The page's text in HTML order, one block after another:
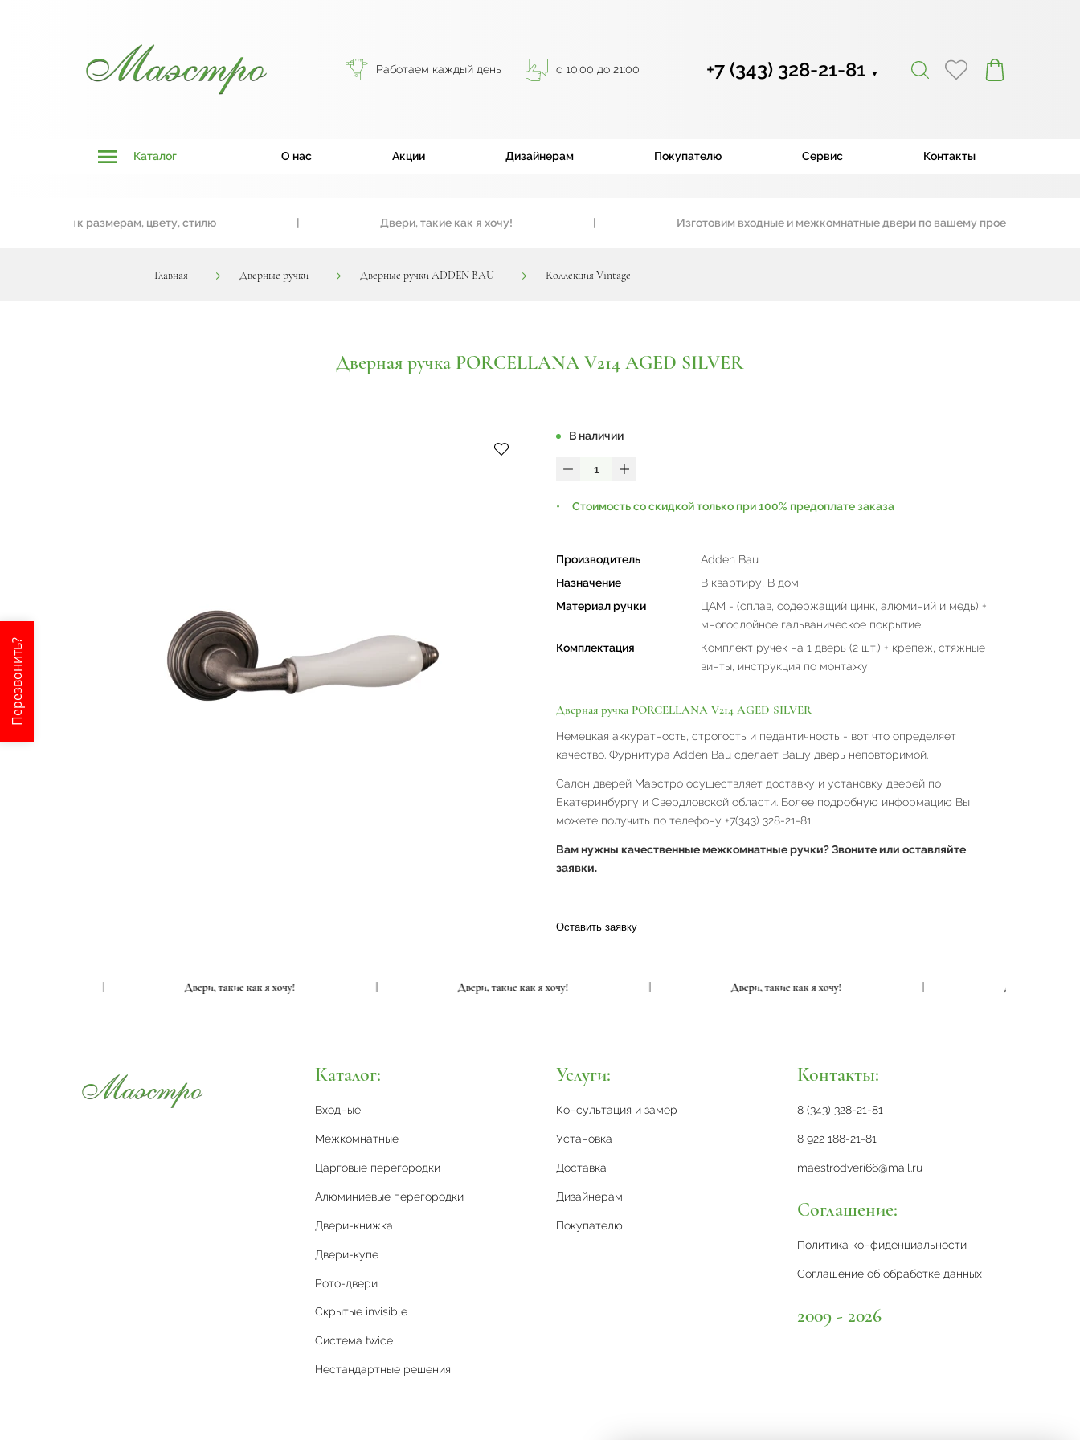
Работаем каждый день с 10:00 до 21:00 +7 (343) 328-21-81 ▼
Каталог О нас Акции Дизайнерам Покупателю Сервис Контакты
к размерам, цвету, стилю Двери, такие как я хочу! Изготовим входные и межкомнатные двери по вашему проекту
Главная Дверные ручки Дверные ручки ADDEN BAU Коллекция Vintage
Дверная ручка PORCELLANA V214 AGED SILVER
В наличии
Стоимость со скидкой только при 100% предоплате заказа
Производитель
Adden Bau
Назначение
В квартиру, В дом
Материал ручки
ЦАМ - (сплав, содержащий цинк, алюминий и медь) +
многослойное гальваническое покрытие.
Комплектация
Комплект ручек на 1 дверь (2 шт.) + крепеж, стяжные
винты, инструкция по монтажу
Дверная ручка PORCELLANA V214 AGED SILVER
Немецкая аккуратность, строгость и педантичность - вот что определяет
качество. Фурнитура Adden Bau сделает Вашу дверь неповторимой.
Салон дверей Маэстро осуществляет доставку и установку дверей по
Екатеринбургу и Свердловской области. Более подробную информацию Вы
можете получить по телефону +7(343) 328-21-81
Вам нужны качественные межкомнатные ручки? Звоните или оставляйте
заявки.
Оставить заявку
Двери, такие как я хочу! Двери, такие как я хочу! Двери, такие как я хочу!
Каталог:
Входные
Межкомнатные
Царговые перегородки
Алюминиевые перегородки
Двери-книжка
Двери-купе
Рото-двери
Скрытые invisible
Система twice
Нестандартные решения
Услуги:
Консультация и замер
Установка
Доставка
Дизайнерам
Покупателю
Контакты:
8 (343) 328-21-81
8 922 188-21-81
maestrodveri66@mail.ru
Соглашение:
Политика конфиденциальности
Соглашение об обработке данных
2009 - 2026
Перезвонить?